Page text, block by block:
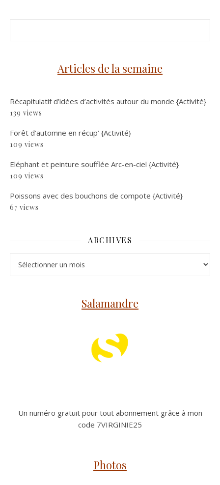
Articles de la semaine
Récapitulatif d’idées d’activités autour du monde {Activité}
139 views
Forêt d’automne en récup’ {Activité}
109 views
Eléphant et peinture soufflée Arc-en-ciel {Activité}
109 views
Poissons avec des bouchons de compote {Activité}
67 views
ARCHIVES
Salamandre
Un numéro gratuit pour tout abonnement grâce à mon
code 7VIRGINIE25
Photos